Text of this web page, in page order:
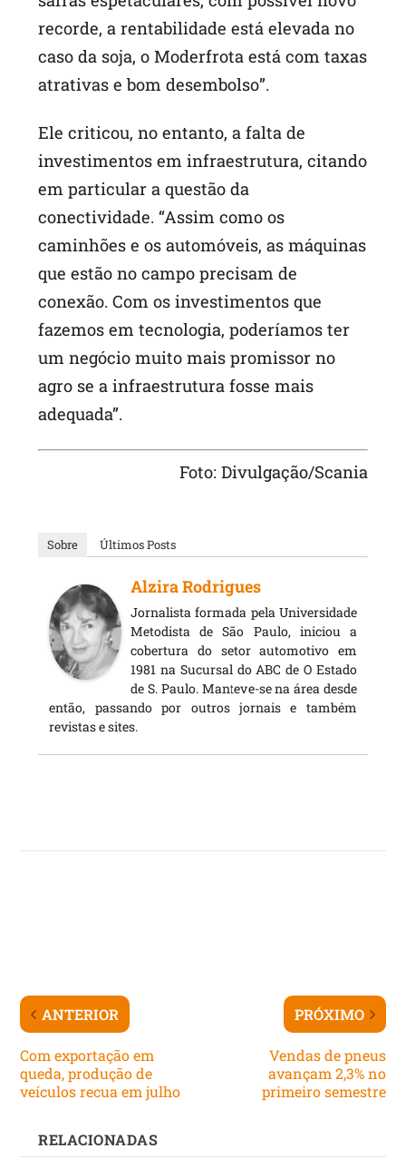
recorde, a rentabilidade está elevada no
caso da soja, o Moderfrota está com taxas
atrativas e bom desembolso”.
Ele criticou, no entanto, a falta de
investimentos em infraestrutura, citando
em particular a questão da
conectividade. “Assim como os
caminhões e os automóveis, as máquinas
que estão no campo precisam de
conexão. Com os investimentos que
fazemos em tecnologia, poderíamos ter
um negócio muito mais promissor no
agro se a infraestrutura fosse mais
adequada”.
Foto: Divulgação/Scania
Sobre Últimos Posts
Alzira Rodrigues
Jornalista formada pela Universidade
Metodista de São Paulo, iniciou a
cobertura do setor automotivo em
1981 na Sucursal do ABC de O Estado
de S. Paulo. Manteve-se na área desde
então, passando por outros jornais e também
revistas e sites.
ANTERIOR
Com exportação em
queda, produção de
veículos recua em julho
PRÓXIMO
Vendas de pneus
avançam 2,3% no
primeiro semestre
RELACIONADAS